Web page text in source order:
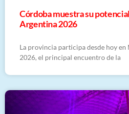
Córdoba muestra su
Argentina 2026
La provincia participa desde hoy
2026, el principal encuentro de la